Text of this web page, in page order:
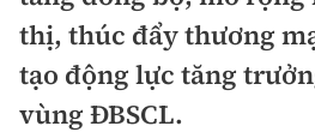
Doanh nhân
Điểm tin
Mua bán
Dự án
Chung cư
Nội thất - ngoại thất
thị, thúc đẩy thương
tạo động lực tăng
vùng ĐBSCL.